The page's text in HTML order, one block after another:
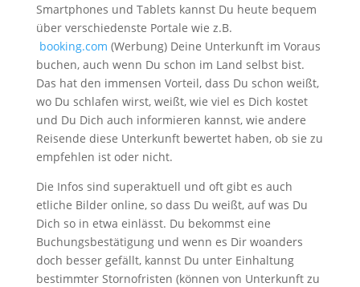
Smartphones und Tablets kannst Du heute bequem
über verschiedenste Portale wie z.B.
booking.com (Werbung) Deine Unterkunft im Voraus
buchen, auch wenn Du schon im Land selbst bist.
Das hat den immensen Vorteil, dass Du schon weißt,
wo Du schlafen wirst, weißt, wie viel es Dich kostet
und Du Dich auch informieren kannst, wie andere
Reisende diese Unterkunft bewertet haben, ob sie zu
empfehlen ist oder nicht.
Die Infos sind superaktuell und oft gibt es auch
etliche Bilder online, so dass Du weißt, auf was Du
Dich so in etwa einlässt. Du bekommst eine
Buchungsbestätigung und wenn es Dir woanders
doch besser gefällt, kannst Du unter Einhaltung
bestimmter Stornofristen (können von Unterkunft zu